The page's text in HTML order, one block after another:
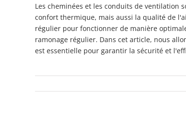
Les cheminées et les conduits de ventilation
confort thermique, mais aussi la qualité de
régulier pour fonctionner de manière
ramonage régulier. Dans cet article, nous
est essentielle pour garantir la sécurité et